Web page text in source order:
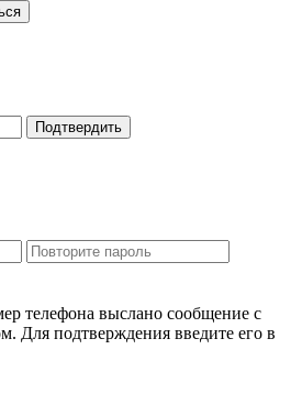
Подтвердить
телефона выслано сообщение с
Для подтверждения введите его в